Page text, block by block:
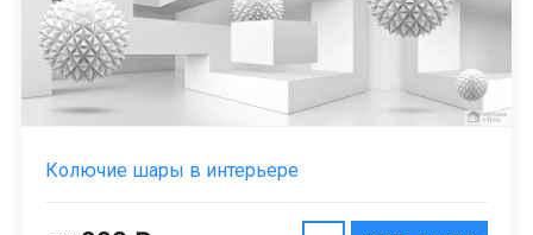
Колючие шары в интерьере